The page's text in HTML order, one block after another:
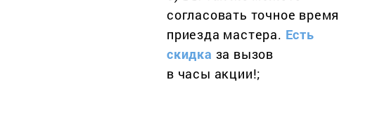
согласовать точное время
приезда мастера. Есть
скидка за вызов
в часы акции!;